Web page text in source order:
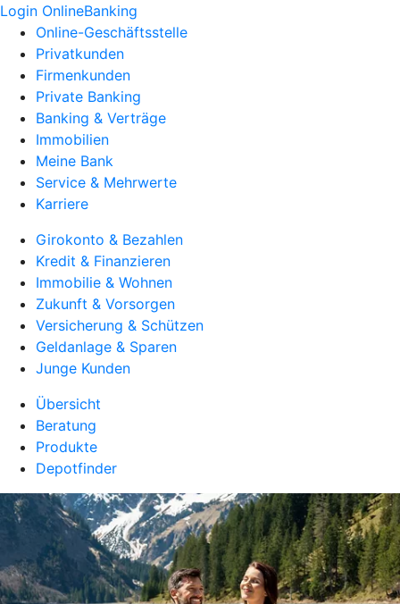
Login OnlineBanking
Online-Geschäftsstelle
Privatkunden
Firmenkunden
Private Banking
Banking & Verträge
Immobilien
Meine Bank
Service & Mehrwerte
Karriere
Girokonto & Bezahlen
Kredit & Finanzieren
Immobilie & Wohnen
Zukunft & Vorsorgen
Versicherung & Schützen
Geldanlage & Sparen
Junge Kunden
Übersicht
Beratung
Produkte
Depotfinder